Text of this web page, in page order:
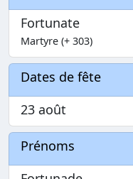
Fortunate
Martyre (+ 303)
Dates de fête
23 août
Prénoms